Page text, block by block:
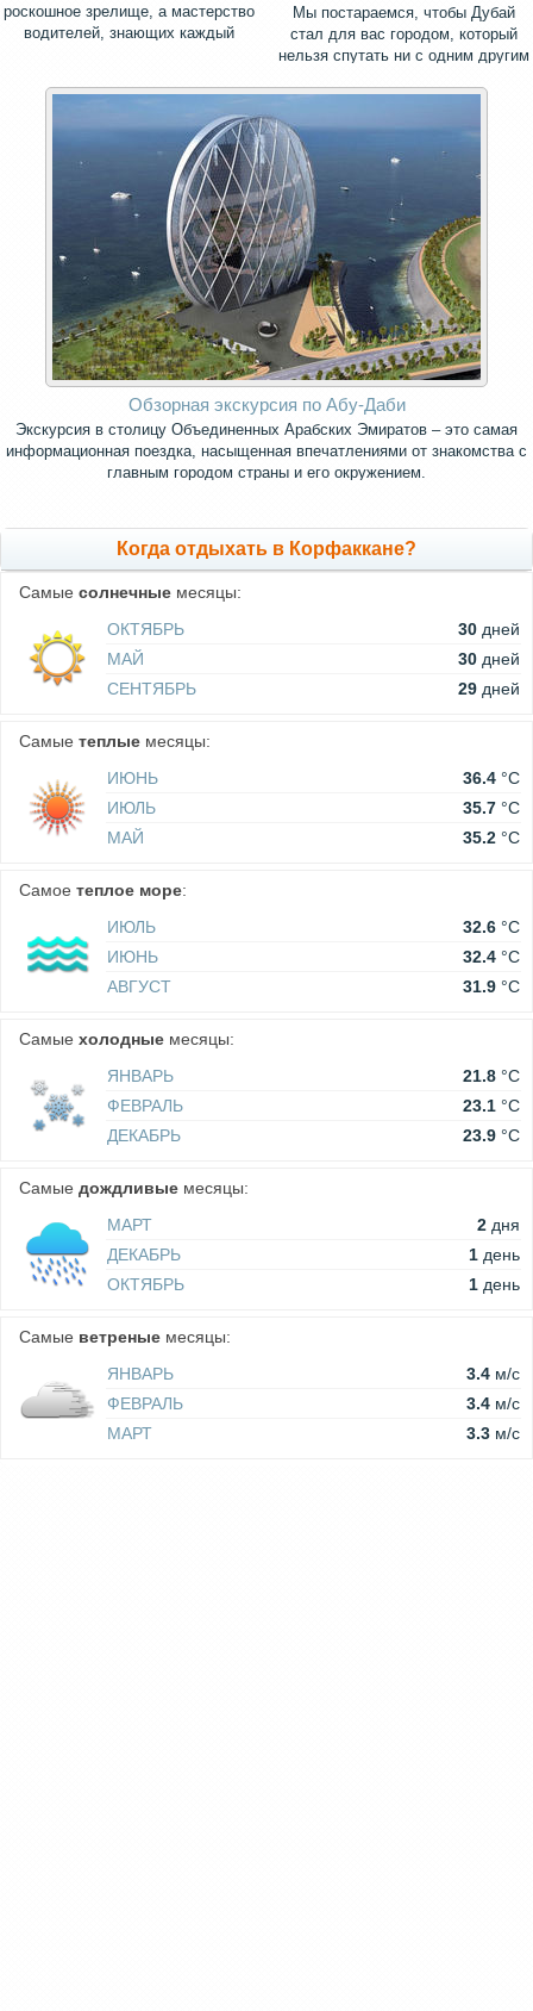
роскошное зрелище, а мастерство
водителей, знающих каждый
стремительно упасть к пяткам.
Мы постараемся, чтобы Дубай
стал для вас городом, который
нельзя спутать ни с одним другим
Обзорная экскурсия по Абу-Даби
Экскурсия в столицу Объединенных Арабских Эмиратов – это самая
информационная поездка, насыщенная впечатлениями от знакомства с
главным городом страны и его окружением.
Когда отдыхать в Корфаккане?
Самые солнечные месяцы:
ОКТЯБРЬ
30 дней
МАЙ
30 дней
СЕНТЯБРЬ
29 дней
Самые теплые месяцы:
ИЮНЬ
36.4 °C
ИЮЛЬ
35.7 °C
МАЙ
35.2 °C
Самое теплое море:
ИЮЛЬ
32.6 °C
ИЮНЬ
32.4 °C
АВГУСТ
31.9 °C
Самые холодные месяцы:
ЯНВАРЬ
21.8 °C
ФЕВРАЛЬ
23.1 °C
ДЕКАБРЬ
23.9 °C
Самые дождливые месяцы:
МАРТ
2 дня
ДЕКАБРЬ
1 день
ОКТЯБРЬ
1 день
Самые ветреные месяцы:
ЯНВАРЬ
3.4 м/c
ФЕВРАЛЬ
3.4 м/c
МАРТ
3.3 м/c